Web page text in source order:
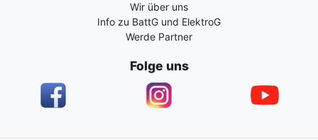
Wir über uns
Info zu BattG und ElektroG
Werde Partner
Folge uns